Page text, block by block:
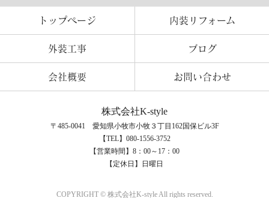
トップページ 内装リフォーム
外装工事 ブログ
会社概要 お問い合わせ
株式会社K-style
〒485-0041 愛知県小牧市小牧３丁目162国保ビル3F
【TEL】080-1556-3752
【営業時間】8：00～17：00
【定休日】日曜日
COPYRIGHT © 株式会社K-style All rights reserved.